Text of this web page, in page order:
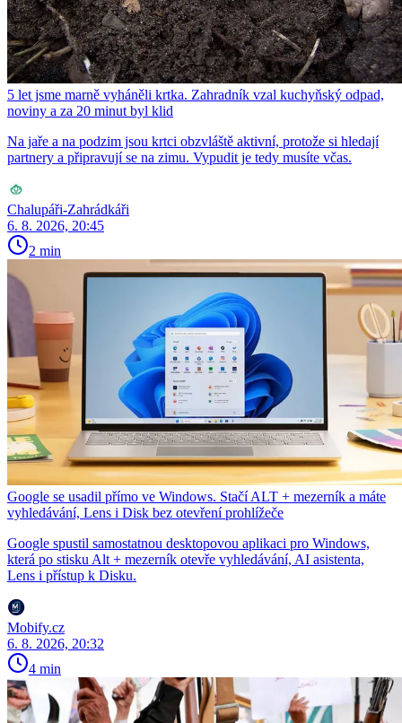
5 let jsme marně vyháněli krtka. Zahradník vzal kuchyňský odpad,
noviny a za 20 minut byl klid
Na jaře a na podzim jsou krtci obzvláště aktivní, protože si hledají
partnery a připravují se na zimu. Vypudit je tedy musíte včas.
Chalupáři-Zahrádkáři
6. 8. 2026, 20:45
2 min
Google se usadil přímo ve Windows. Stačí ALT + mezerník a máte
vyhledávání, Lens i Disk bez otevření prohlížeče
Google spustil samostatnou desktopovou aplikaci pro Windows,
která po stisku Alt + mezerník otevře vyhledávání, AI asistenta,
Lens i přístup k Disku.
Mobify.cz
6. 8. 2026, 20:32
4 min